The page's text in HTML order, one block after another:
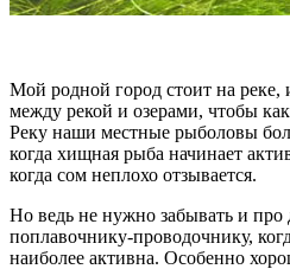
Мой родной город стоит на реке,
между рекой и озерами, чтобы
Реку наши местные рыболовы
когда хищная рыба начинает
когда сом неплохо отзывается.
Но ведь не нужно забывать и про
поплавочнику-проводочнику,
наиболее активна. Особенно